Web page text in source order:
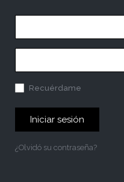
Recuérdame
Iniciar sesión
¿Olvidó su contraseña?